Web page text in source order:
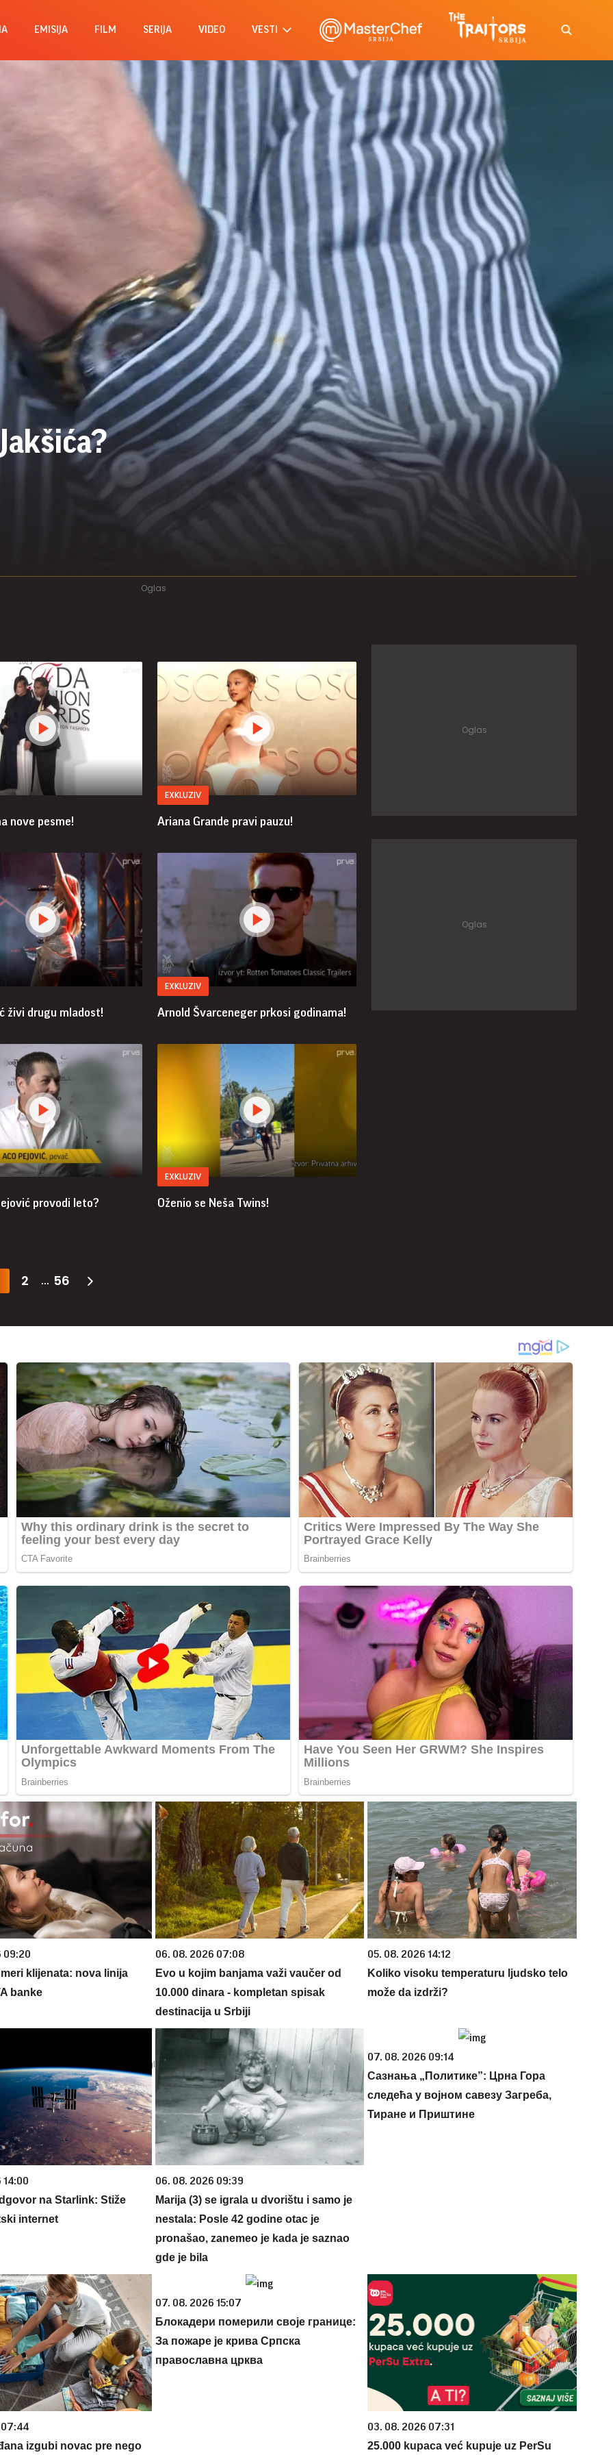
EMISIJA FILM SERIJA VIDEO VESTI
nove pesme!
EXKLUZIV
Ariana Grande pravi pauzu!
živi drugu mladost!
EXKLUZIV
Arnold Švarceneger prkosi godinama!
provodi leto?
EXKLUZIV
Oženio se Neša Twins!
2 ... 56
09:20
klijenata: nova linija
banke
06. 08. 2026 07:08
Evo u kojim banjama važi vaučer od
10.000 dinara - kompletan spisak
destinacija u Srbiji
05. 08. 2026 14:12
Koliko visoku temperaturu ljudsko telo
može da izdrži?
14:00
na Starlink: Stiže
internet
06. 08. 2026 09:39
Marija (3) se igrala u dvorištu i samo je
nestala: Posle 42 godine otac je
pronašao, zanemeo je kada je saznao
gde je bila
07. 08. 2026 09:14
Сазнања „Политике”: Црна Гора
следећа у војном савезу Загреба,
Тиране и Приштине
07:44
izgubi novac pre nego
07. 08. 2026 15:07
Блокадери померили своје границе:
За пожаре је крива Српска
православна црква
03. 08. 2026 07:31
25.000 kupaca već kupuje uz PerSu